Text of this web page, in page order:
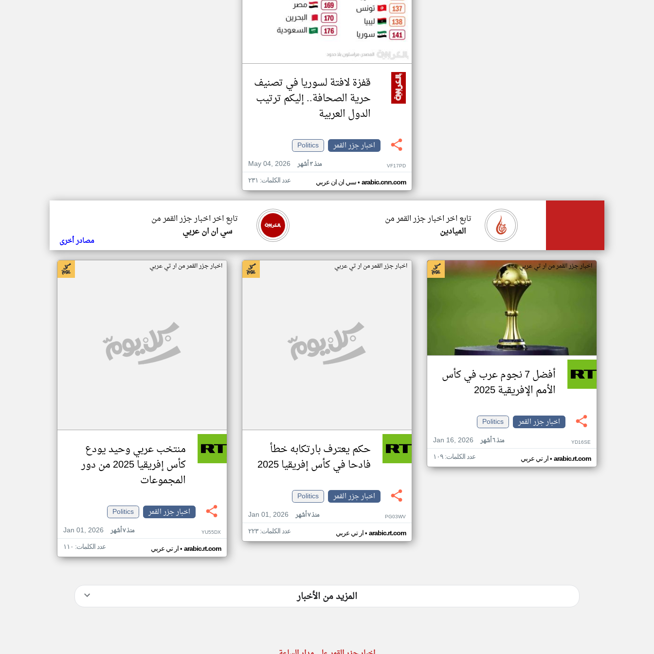
قفزة لافتة لسوريا في تصنيف
حرية الصحافة.. إليكم ترتيب
الدول العربية
اخبار جزر القمر
Politics
May 04, 2026
منذ ٣ أشهر VF17PD
سي ان ان عربي• arabic.cnn.com عدد الكلمات: ٢٣١
تابع اخر اخبار جزر القمر من
سي ان ان عربي
تابع اخر اخبار جزر القمر من
الميادين
مصادر أخرى
اخبار جزر القمر من ار تي عربي
أفضل 7 نجوم عرب في كأس
الأمم الإفريقية 2025
اخبار جزر القمر
Politics
Jan 16, 2026
منذ ٦ أشهر YD16SE
ار تي عربي• arabic.rt.com عدد الكلمات: ١٠٩
اخبار جزر القمر من ار تي عربي
حكم يعترف بارتكابه خطأ
فادحا في كأس إفريقيا 2025
اخبار جزر القمر
Politics
Jan 01, 2026
منذ ٧ أشهر PG03WV
ار تي عربي• arabic.rt.com عدد الكلمات: ٢٢٣
اخبار جزر القمر من ار تي عربي
منتخب عربي وحيد يودع
كأس إفريقيا 2025 من دور
المجموعات
اخبار جزر القمر
Politics
Jan 01, 2026
منذ ٧ أشهر YU55DX
ار تي عربي• arabic.rt.com عدد الكلمات: ١١٠
المزيد من الأخبار